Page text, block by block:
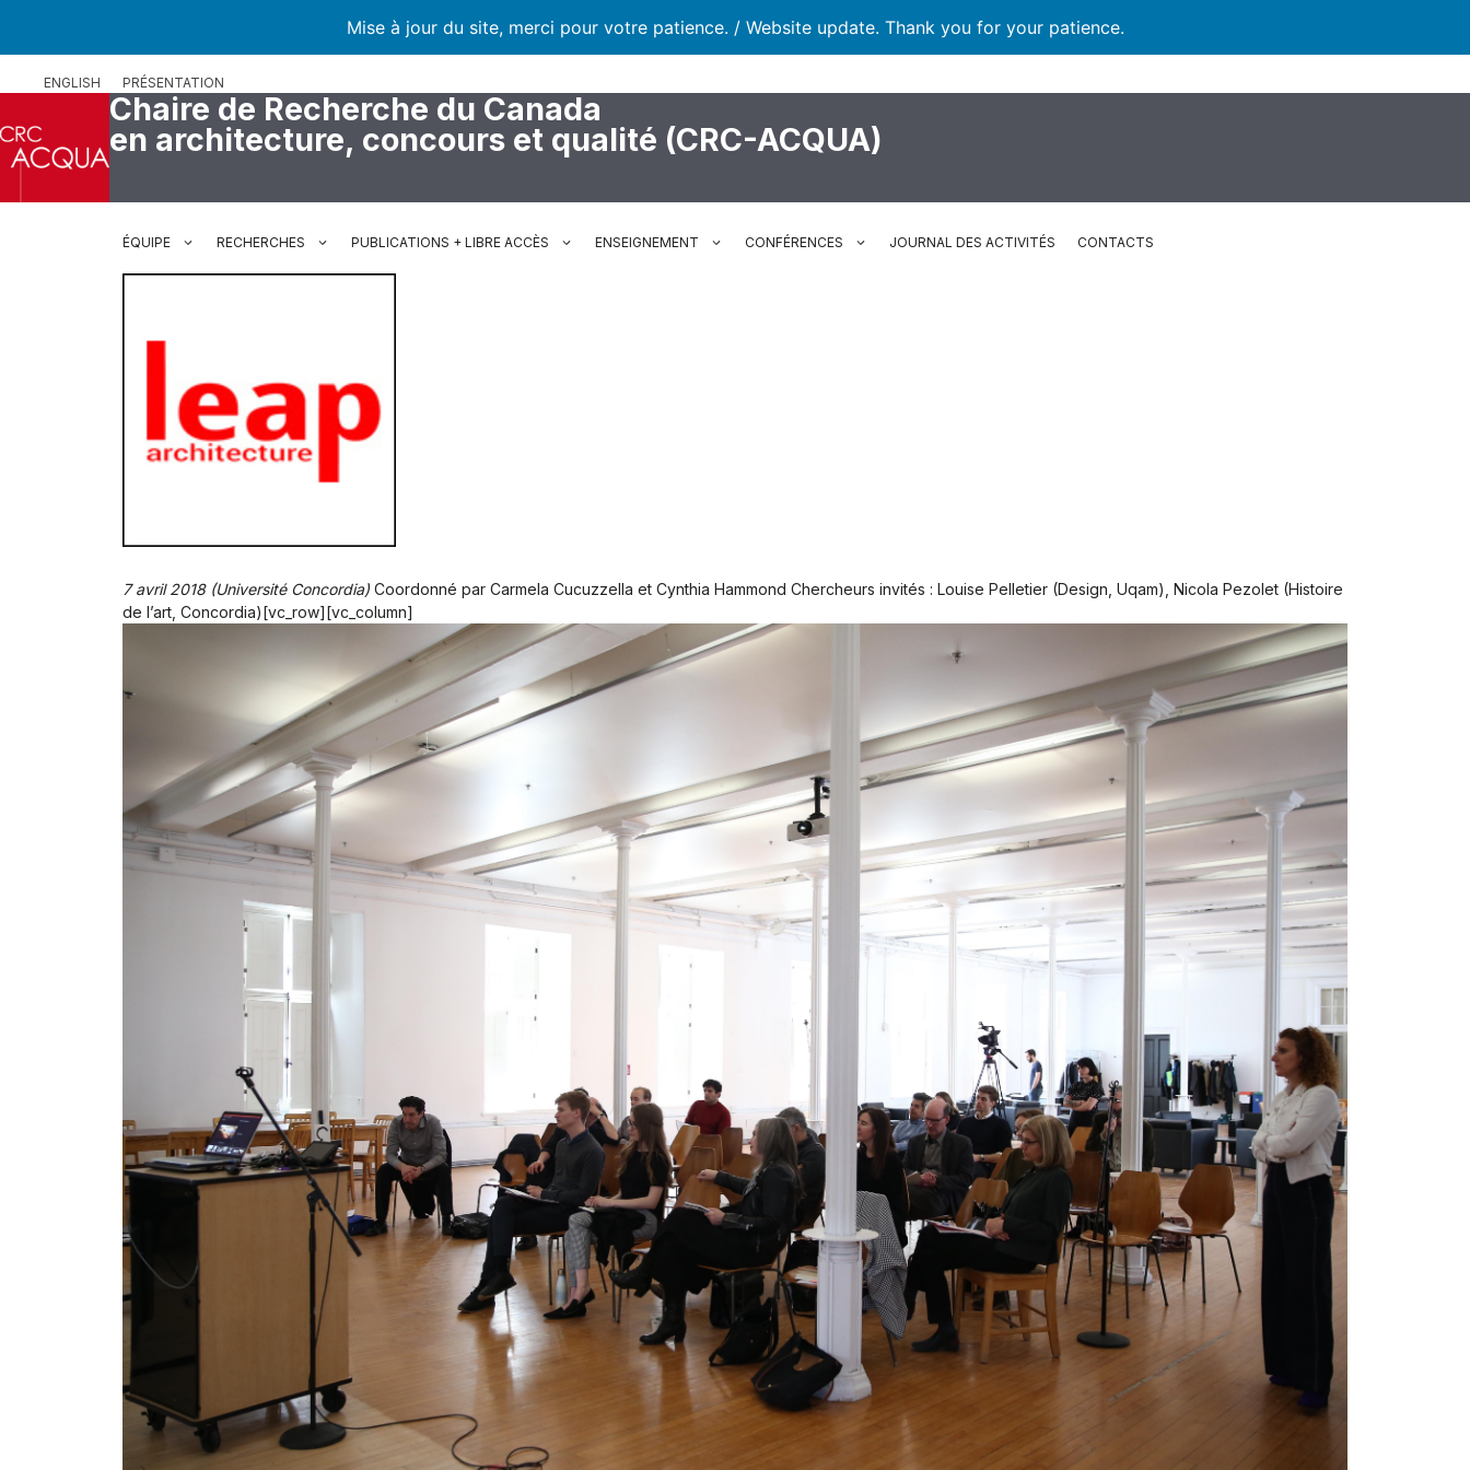
Mise à jour du site, merci pour votre patience. / Website update. Thank you for your patience.
ENGLISH PRÉSENTATION
Chaire de Recherche du Canada
en architecture, concours et qualité (CRC-ACQUA)
ÉQUIPE RECHERCHES PUBLICATIONS + LIBRE ACCÈS ENSEIGNEMENT CONFÉRENCES JOURNAL DES ACTIVITÉS CONTACTS
7 avril 2018 (Université Concordia) Coordonné par Carmela Cucuzzella et Cynthia Hammond Chercheurs invités : Louise Pelletier (Design, Uqam), Nicola Pezolet (Histoire
de l’art, Concordia)[vc_row][vc_column]